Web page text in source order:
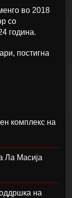
во 2018
со
година.
постигна
комплекс на
Ла Масија
на